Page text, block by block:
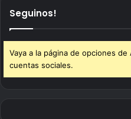
Seguinos!
Vaya a la página de opciones
cuentas sociales.